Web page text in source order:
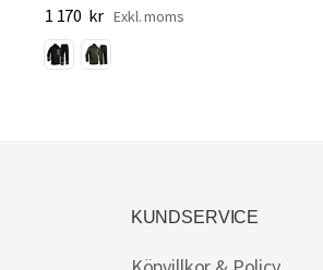
1 170 kr
KUNDSERVICE